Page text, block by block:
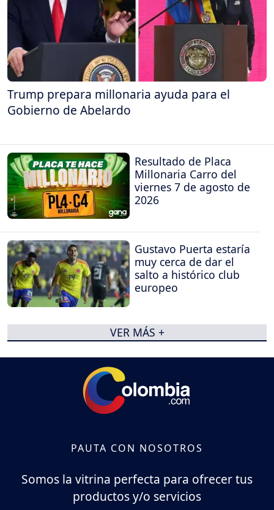
Trump prepara millonaria ayuda para el
Gobierno de Abelardo
Resultado de Placa
Millonaria Carro del
viernes 7 de agosto de
2026
Gustavo Puerta estaría
muy cerca de dar el
salto a histórico club
europeo
VER MÁS +
PAUTA CON NOSOTROS
Somos la vitrina perfecta para ofrecer tus
productos y/o servicios